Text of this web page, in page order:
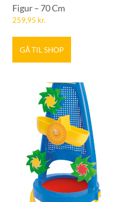
Figur – 70 Cm
259,95 kr.
GÅ TIL SHOP